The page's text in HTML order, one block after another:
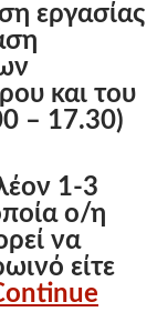
εργασίας
και του
– 17.30)
1-3
ο/η
να
είτε